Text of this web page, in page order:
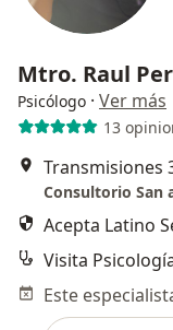
Mtro. Raul
Psicólogo · Ver más
13
Transmisiones
Consultorio San
Acepta Latino
Visita